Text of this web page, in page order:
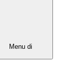
Menu di